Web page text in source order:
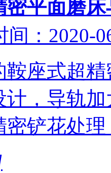
密平面磨
间：2020-
鞍座式超
计，导轨
密铲花处